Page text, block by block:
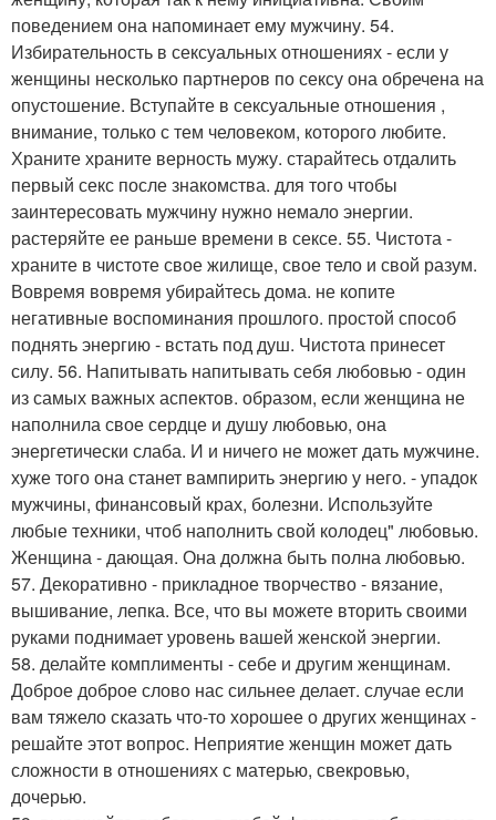
поведением она напоминает ему мужчину. 54.
Избирательность в сексуальных отношениях - если у
женщины несколько партнеров по сексу она обречена на
опустошение. Вступайте в сексуальные отношения ,
внимание, только с тем человеком, которого любите.
Храните храните верность мужу. старайтесь отдалить
первый секс после знакомства. для того чтобы
заинтересовать мужчину нужно немало энергии.
растеряйте ее раньше времени в сексе. 55. Чистота -
храните в чистоте свое жилище, свое тело и свой разум.
Вовремя вовремя убирайтесь дома. не копите
негативные воспоминания прошлого. простой способ
поднять энергию - встать под душ. Чистота принесет
силу. 56. Напитывать напитывать себя любовью - один
из самых важных аспектов. образом, если женщина не
наполнила свое сердце и душу любовью, она
энергетически слаба. И и ничего не может дать мужчине.
хуже того она станет вампирить энергию у него. - упадок
мужчины, финансовый крах, болезни. Используйте
любые техники, чтоб наполнить свой колодец" любовью.
Женщина - дающая. Она должна быть полна любовью.
57. Декоративно - прикладное творчество - вязание,
вышивание, лепка. Все, что вы можете вторить своими
руками поднимает уровень вашей женской энергии.
58. делайте комплименты - себе и другим женщинам.
Доброе доброе слово нас сильнее делает. случае если
вам тяжело сказать что-то хорошее о других женщинах -
решайте этот вопрос. Неприятие женщин может дать
сложности в отношениях с матерью, свекровью,
дочерью.